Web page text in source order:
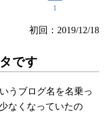
1
初回：2019/12/18
です
うブログ名を名乗っ
なくなっていたの